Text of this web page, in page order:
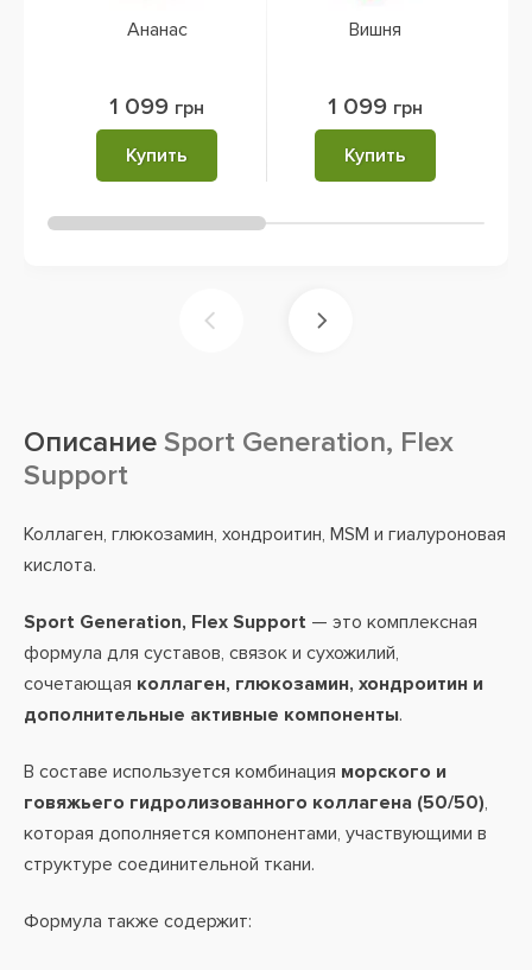
Ананас
1 099 грн
Купить
Вишня
1 099 грн
Купить
Описание Sport Generation, Flex
Support
Коллаген, глюкозамин, хондроитин, MSM и гиалуроновая
кислота.
Sport Generation, Flex Support — это комплексная
формула для суставов, связок и сухожилий,
сочетающая коллаген, глюкозамин, хондроитин и
дополнительные активные компоненты.
В составе используется комбинация морского и
говяжьего гидролизованного коллагена (50/50),
которая дополняется компонентами, участвующими в
структуре соединительной ткани.
Формула также содержит: